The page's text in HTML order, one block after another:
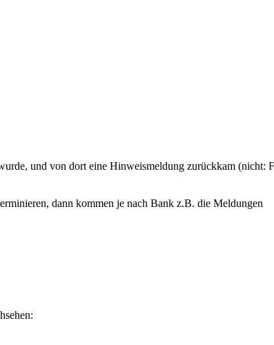
und von dort eine Hinweismeldung zurückkam (nicht:
dann kommen je nach Bank z.B. die Meldungen